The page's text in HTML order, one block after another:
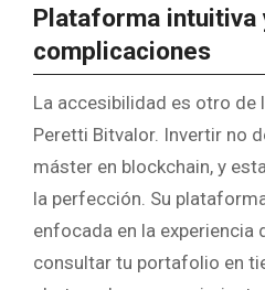
Plataforma intuitiva
complicaciones
La accesibilidad es otro
Peretti Bitvalor. Invertir no
máster en blockchain, y
la perfección. Su
enfocada en la experiencia
consultar tu portafolio en